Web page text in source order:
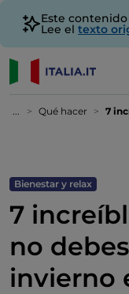
Este
Lee el texto
... Qué hacer 7
Bienestar y relax
7
no
invierno